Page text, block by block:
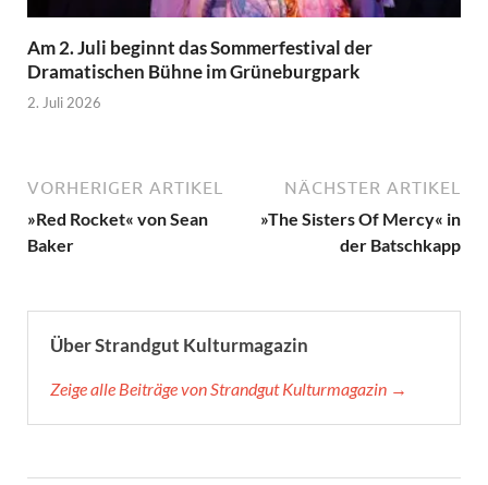
Am 2. Juli beginnt das Sommerfestival der
Dramatischen Bühne im Grüneburgpark
2. Juli 2026
VORHERIGER ARTIKEL
»Red Rocket« von Sean
Baker
NÄCHSTER ARTIKEL
»The Sisters Of Mercy« in
der Batschkapp
Über Strandgut Kulturmagazin
Zeige alle Beiträge von Strandgut Kulturmagazin →